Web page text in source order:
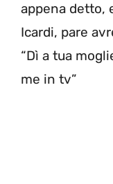
appena detto,
Icardi, pare
“Dì a tua
me in tv”